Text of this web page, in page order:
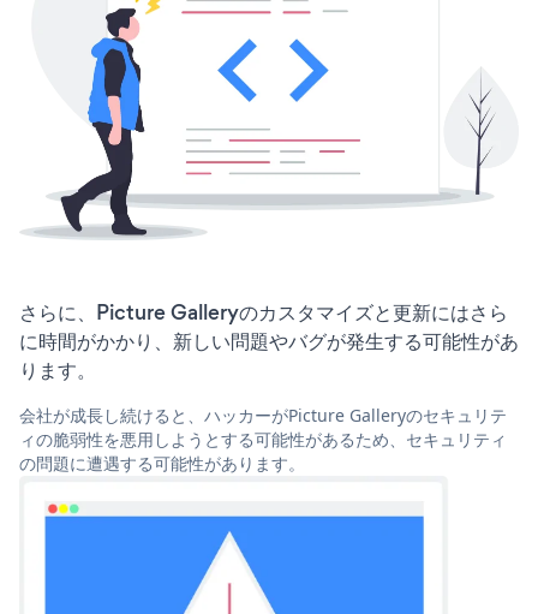
さらに、Picture Galleryのカスタマイズと更新にはさら
に時間がかかり、新しい問題やバグが発生する可能性があ
ります。
会社が成長し続けると、ハッカーがPicture Galleryのセキュリテ
ィの脆弱性を悪用しようとする可能性があるため、セキュリティ
の問題に遭遇する可能性があります。